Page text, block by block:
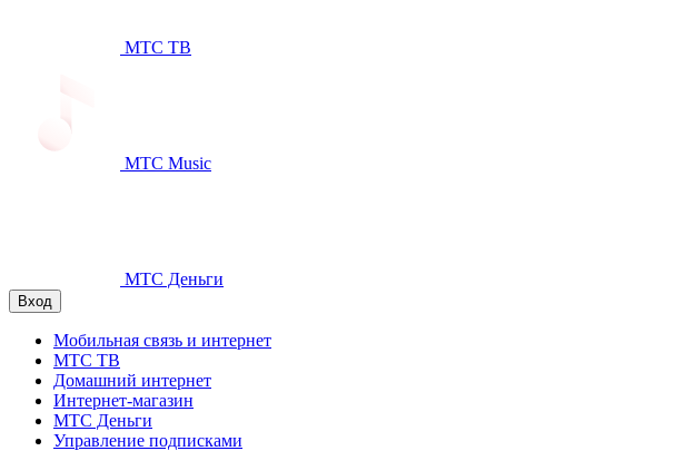
МТС ТВ
МТС Music
МТС Деньги
Вход
Мобильная связь и интернет
МТС ТВ
Домашний интернет
Интернет-магазин
МТС Деньги
Управление подписками